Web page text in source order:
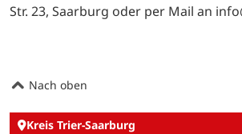
Str. 23, Saarburg oder per Mail an
Nach oben
Kreis Trier-Saarburg